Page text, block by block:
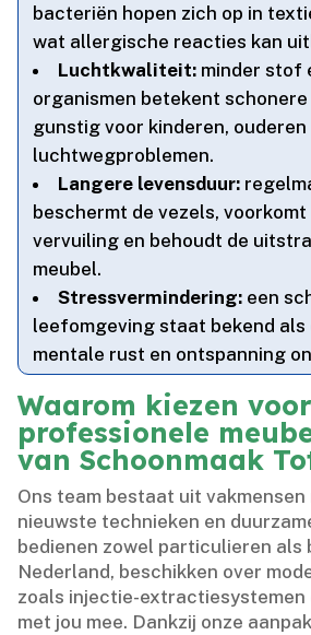
bacteriën hopen zich op in
wat allergische reacties kan
Luchtkwaliteit: minder stof
organismen betekent
gunstig voor kinderen, ouderen
luchtwegproblemen.​
Langere levensduur:
beschermt de vezels,
vervuiling en behoudt de
meubel.​
Stressvermindering: een
leefomgeving staat bekend
mentale rust en ontspanning
Waarom kiezen voor
professionele
van Schoonmaak
Ons team bestaat uit vakmensen
nieuwste technieken en
bedienen zowel particulieren als
Nederland, beschikken over
zoals injectie-extractiesystemen
met jou mee.​ Dankzij onze